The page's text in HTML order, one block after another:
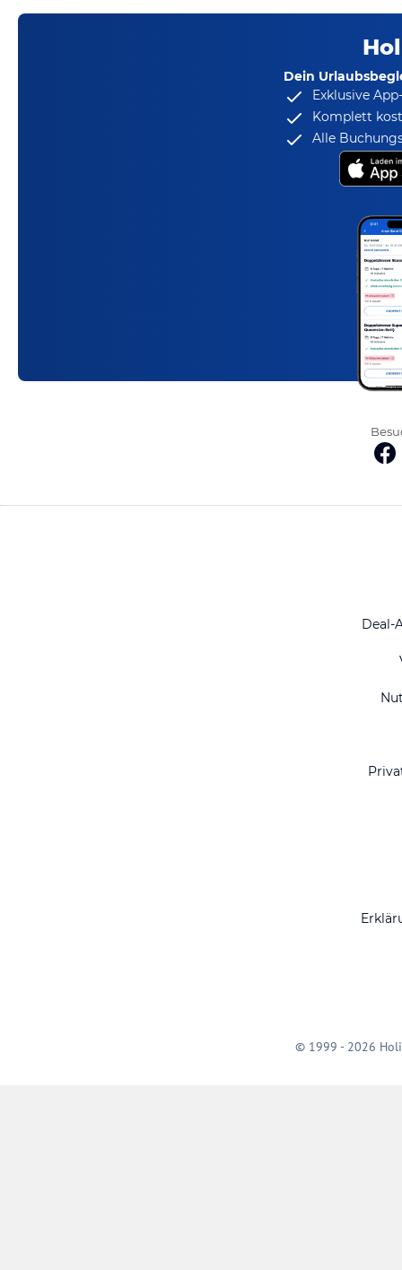
Dein
Exklusive
Komplett
Alle
Deal-
© 1999 - 2026